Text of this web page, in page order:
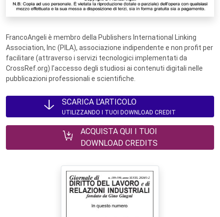
FrancoAngeli è membro della Publishers International Linking
Association, Inc (PILA), associazione indipendente e non profit per
facilitare (attraverso i servizi tecnologici implementati da
CrossRef.org) l’accesso degli studiosi ai contenuti digitali nelle
pubblicazioni professionali e scientifiche.
SCARICA L'ARTICOLO
UTILIZZANDO I TUOI DOWNLOAD CREDIT
ACQUISTA QUI I TUOI
DOWNLOAD CREDITS